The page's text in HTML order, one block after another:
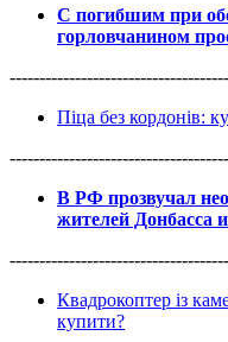
С погибшим при
горловчанином
Піца без кордонів:
В РФ прозвучал
жителей Донбасса
Квадрокоптер із
купити?